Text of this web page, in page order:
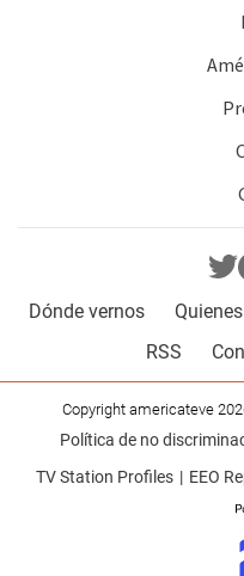
Dónde vernos
RSS
Copyright americateve
Política de no
TV Station Profiles
EEO